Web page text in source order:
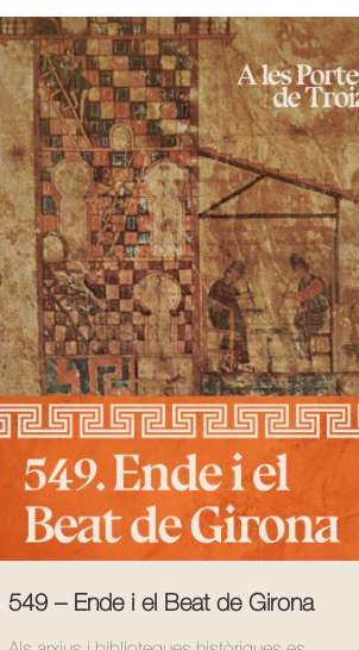
549 – Ende i el Beat de Girona